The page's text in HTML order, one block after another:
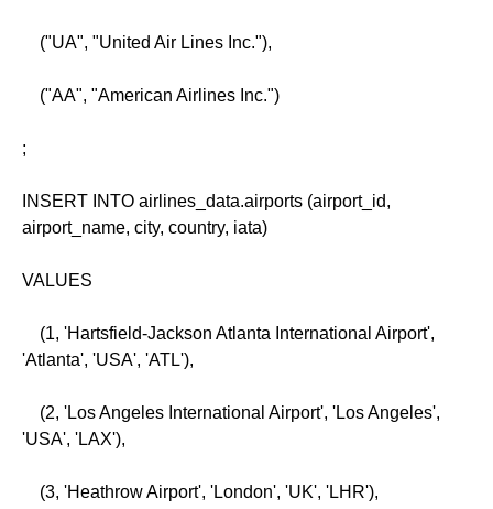
("UA", "United Air Lines Inc."),
("AA", "American Airlines Inc.")
;
INSERT INTO airlines_data.airports (airport_id,
airport_name, city, country, iata)
VALUES
(1, 'Hartsfield-Jackson Atlanta International Airport',
'Atlanta', 'USA', 'ATL'),
(2, 'Los Angeles International Airport', 'Los Angeles',
'USA', 'LAX'),
(3, 'Heathrow Airport', 'London', 'UK', 'LHR'),